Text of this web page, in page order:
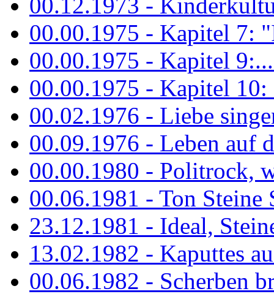
00.00.1975 - Kapitel 7:
00.00.1975 - Kapitel
00.00.1975 - Kapitel
00.02.1976 - Liebe
00.09.1976 - Leben auf
00.00.1980 - Politrock,
00.06.1981 - Ton Steine
23.12.1981 - Ideal,
13.02.1982 - Kaputtes
00.06.1982 - Scherben